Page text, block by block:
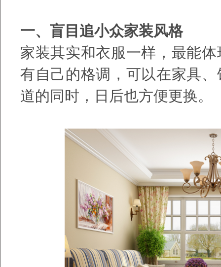
一、盲目追小众家装风格
家装其实和衣服一样，最能
有自己的格调，可以在家具
道的同时，日后也方便更换。